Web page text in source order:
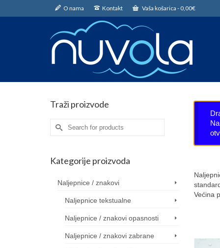
O nama Kontakt Vaša košarica - 0,00€
Većina
Traži proizvode
Search
for:
Kategorije proizvoda
Naljepnice / znakovi
Naljepnice tekstualne
Naljepnice / znakovi opasnosti
Naljepnice / znakovi zabrane